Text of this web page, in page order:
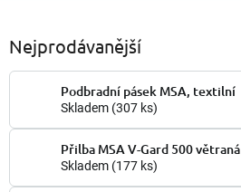
Nejprodávanější
Podbradní pásek MSA, textilní
Skladem (307 ks)
Přilba MSA V-Gard 500 větraná
Skladem (177 ks)